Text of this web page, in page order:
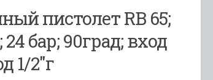
пистолет RB 65;
бар; 90град; вход
1/2″г